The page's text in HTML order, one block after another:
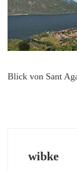
Blick von Sant
wibke